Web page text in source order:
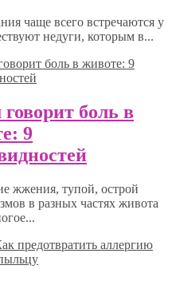
чаще всего встречаются у
недуги, которым в...
боль в
9
жжения, тупой, острой
в разных частях живота